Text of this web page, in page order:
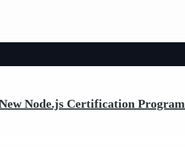
Node.js Certification Program